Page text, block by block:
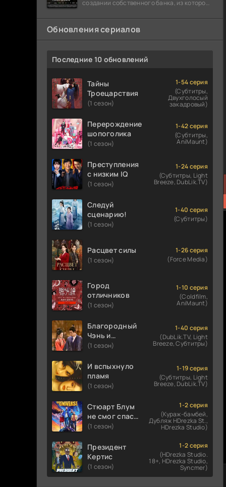
создании собственного банка, из которого
долларов. Однако,
Обновления сериалов
Последние 10 обновлений
Тайны
Троецарствия
(1 сезон)
1-54 серия
(Субтитры,
Двухголосый
закадровый)
Перерождение
шопоголика
(1 сезон)
1-42 серия
(Субтитры,
AniMaunt)
Преступления
с низким IQ
(1 сезон)
1-24 серия
(Субтитры, Light
Breeze, DubLik.TV)
Следуй
сценарию!
(1 сезон)
1-40 серия
(Субтитры)
Расцвет силы
(1 сезон)
1-26 серия
(Force Media)
Город
отличников
(1 сезон)
1-10 серия
(Coldfilm,
AniMaunt)
Благородный
Чэнь и
прекрасная
(1 сезон)
1-40 серия
(DubLik.TV, Light
Breeze, Субтитры)
И вспыхнуло
пламя
(1 сезон)
1-19 серия
(Субтитры, Light
Breeze, DubLik.TV)
Стюарт Блум
не смог спасти
вселенную
(1 сезон)
1-2 серия
(Кураж-бамбей,
Дубляж HDrezka St.,
HDrezka Studio)
Президент
Кертис
(1 сезон)
1-2 серия
(HDrezka Studio.
18+, HDrezka Studio,
Syncmer)